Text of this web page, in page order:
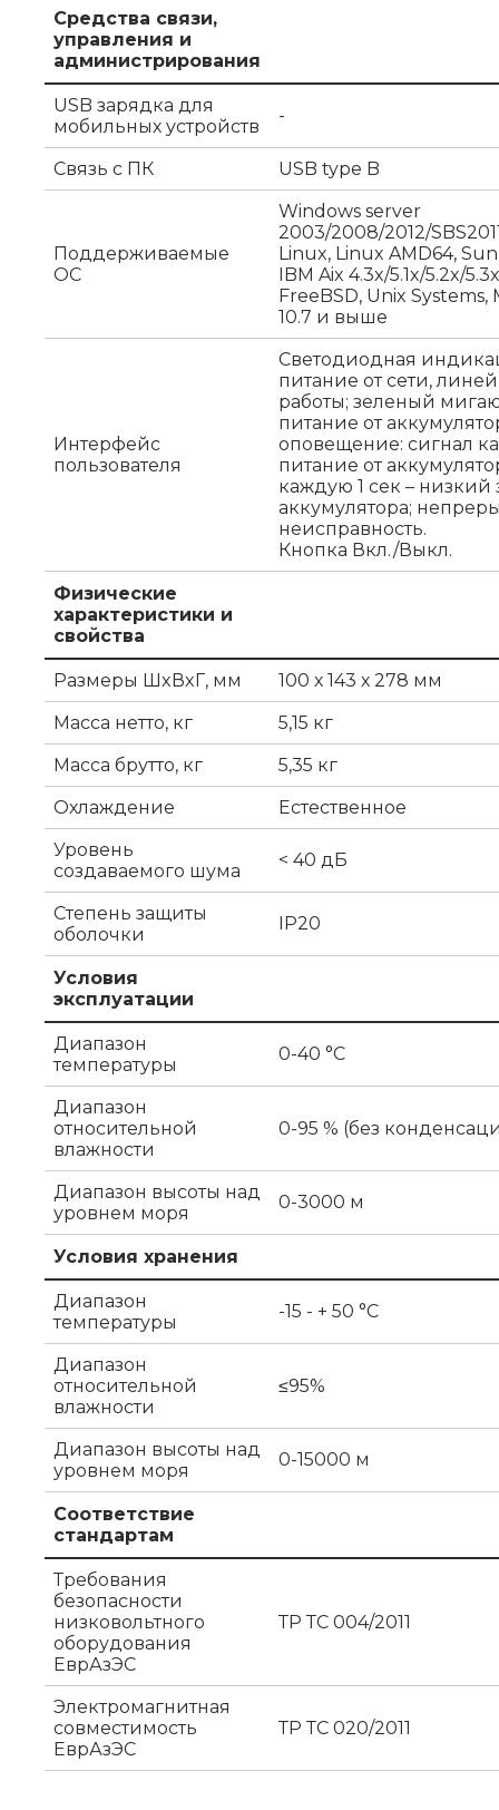
Средства связи,
управления и
администрирования
USB зарядка для
мобильных устройств
-
Связь с ПК USB type B
Поддерживаемые
ОС
Windows server
2003/2008/2012/
Linux, Linux AMD64,
IBM Aix 4.3x/5.1x/5.2x/
FreeBSD, Unix
10.7 и выше
Интерфейс
пользователя
Светодиодная
питание от сети,
работы; зеленый
питание от
оповещение: сигнал
питание от
каждую 1 сек – низкий
аккумулятора;
неисправность.
Кнопка Вкл./Выкл.
Физические
характеристики и
свойства
Размеры ШxВxГ, мм
100 х 143 х 278 мм
Масса нетто, кг
5,15 кг
Масса брутто, кг
5,35 кг
Охлаждение
Естественное
Уровень
создаваемого шума
< 40 дБ
Степень защиты
оболочки
IP20
Условия
эксплуатации
Диапазон
температуры
0-40 °C
Диапазон
относительной
влажности
0-95 % (без
Диапазон высоты над
уровнем моря
0-3000 м
Условия хранения
Диапазон
температуры
-15 - + 50 °C
Диапазон
относительной
влажности
≤95%
Диапазон высоты над
уровнем моря
0-15000 м
Соответствие
стандартам
Требования
безопасности
низковольтного
оборудования
ЕврАзЭС
ТР ТС 004/2011
Электромагнитная
совместимость
ЕврАзЭС
ТР ТС 020/2011